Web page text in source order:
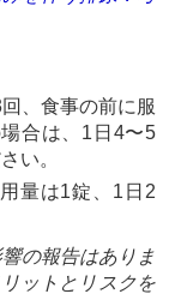
、食事の前に服
合は、1日4〜5
い。
量は1錠、1日2
の報告はありま
ットとリスクを